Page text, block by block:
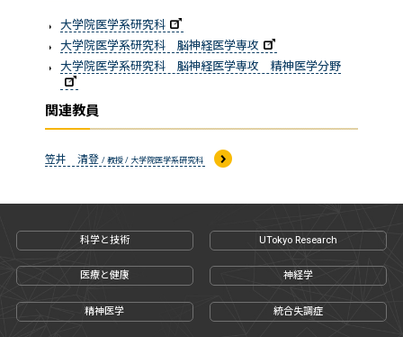
大学院医学系研究科
大学院医学系研究科 脳神経医学専攻
大学院医学系研究科 脳神経医学専攻 精神医学分野
関連教員
笠井 清登 / 教授 / 大学院医学系研究科
科学と技術 UTokyo Research
医療と健康 神経学
精神医学 統合失調症